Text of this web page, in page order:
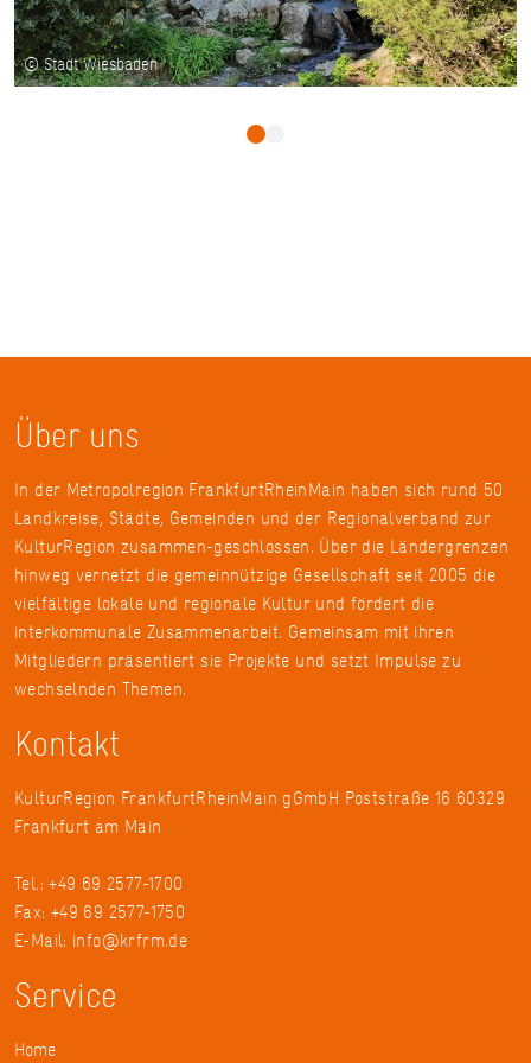
© Stadt Wiesbaden
Über uns
In der Metropolregion FrankfurtRheinMain haben sich rund 50
Landkreise, Städte, Gemeinden und der Regionalverband zur
KulturRegion zusammen-geschlossen. Über die Ländergrenzen
hinweg vernetzt die gemeinnützige Gesellschaft seit 2005 die
vielfältige lokale und regionale Kultur und fördert die
interkommunale Zusammenarbeit. Gemeinsam mit ihren
Mitgliedern präsentiert sie Projekte und setzt Impulse zu
wechselnden Themen.
Kontakt
KulturRegion FrankfurtRheinMain gGmbH Poststraße 16 60329
Frankfurt am Main
Tel.: +49 69 2577-1700
Fax: +49 69 2577-1750
E-Mail: info@krfrm.de
Service
Home